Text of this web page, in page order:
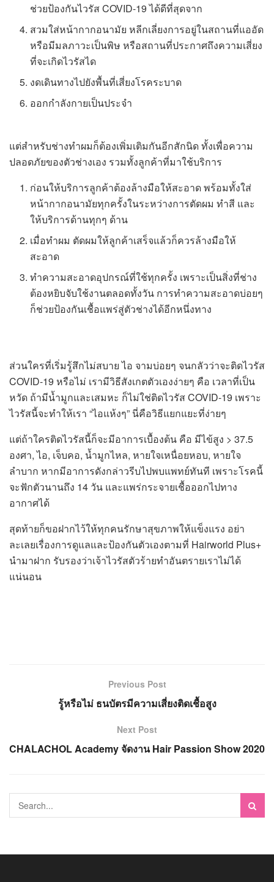
ช่วยป้องกันไวรัส COVID-19 ได้ดีที่สุดจาก
สวมใส่หน้ากากอนามัย หลีกเลี่ยงการอยู่ในสถานที่แออัด
หรือมีมลภาวะเป็นพิษ หรือสถานที่ประกาศถึงความเสี่ยง
ที่จะเกิดไวรัสได
งดเดินทางไปยังพื้นที่เสี่ยงโรคระบาด
ออกกำลังกายเป็นประจำ
แต่สำหรับช่างทำผมก็ต้องเพิ่มเติมกันอีกสักนิด ทั้งเพื่อความ
ปลอดภัยของตัวช่างเอง รวมทั้งลูกค้าที่มาใช้บริการ
ก่อนให้บริการลูกค้าต้องล้างมือให้สะอาด พร้อมทั้งใส่
หน้ากากอนามัยทุกครั้งในระหว่างการตัดผม ทำสี และ
ให้บริการด้านทุกๆ ด้าน
เมื่อทำผม ตัดผมให้ลูกค้าเสร็จแล้วก็ควรล้างมือให้
สะอาด
ทำความสะอาดอุปกรณ์ที่ใช้ทุกครั้ง เพราะเป็นสิ่งที่ช่าง
ต้องหยิบจับใช้งานตลอดทั้งวัน การทำความสะอาดบ่อยๆ
ก็ช่วยป้องกันเชื้อแพร่สู่ตัวช่างได้อีกหนึ่งทาง
ส่วนใครที่เริ่มรู้สึกไม่สบาย ไอ จามบ่อยๆ จนกลัวว่าจะติดไวรัส
COVID-19 หรือไม่ เรามีวิธีสังเกตตัวเองง่ายๆ คือ เวลาที่เป็น
หวัด ถ้ามีน้ำมูกและเสมหะ ก็ไม่ใช่ติดไวรัส COVID-19 เพราะ
ไวรัสนี้จะทำให้เรา “ไอแห้งๆ” นี่คือวิธีแยกแยะที่ง่ายๆ
แต่ถ้าใครติดไวรัสนี้ก็จะมีอาการเบื้องต้น คือ มีไข้สูง > 37.5
องศา, ไอ, เจ็บคอ, น้ำมูกไหล, หายใจเหนื่อยหอบ, หายใจ
ลำบาก หากมีอาการดังกล่าวรีบไปพบแพทย์ทันที เพราะโรคนี้
จะฟักตัวนานถึง 14 วัน และแพร่กระจายเชื้อออกไปทาง
อากาศได้
สุดท้ายก็ขอฝากไว้ให้ทุกคนรักษาสุขภาพให้แข็งแรง อย่า
ละเลยเรื่องการดูแลและป้องกันตัวเองตามที่ Hairworld Plus+
นำมาฝาก รับรองว่าเจ้าไวรัสตัวร้ายทำอันตรายเราไม่ได้
แน่นอน
Previous Post
รู้หรือไม่ ธนบัตรมีความเสี่ยงติดเชื้อสูง
Next Post
CHALACHOL Academy จัดงาน Hair Passion Show 2020